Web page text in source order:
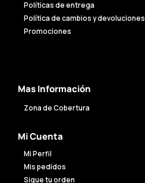
Políticas de entrega
Política de cambios y devoluciones
Promociones
Mas Información
Zona de Cobertura
Mi Cuenta
Mi Perfil
Mis pedidos
Sigue tu orden